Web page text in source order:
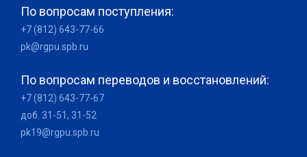
По вопросам поступления:
+7 (812) 643-77-66
pk@rgpu.spb.ru
По вопросам переводов и восстановлений:
+7 (812) 643-77-67
доб. 31-51, 31-52
pk19@rgpu.spb.ru